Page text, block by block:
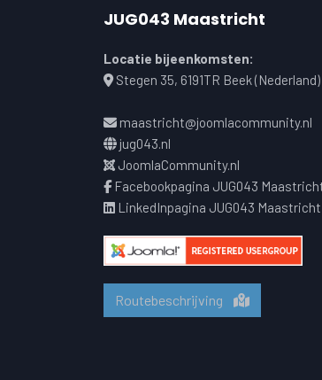
JUG043 Maastricht
Locatie bijeenkomsten:
Stegen 35, 6191TR Beek (Nederland)
maastricht@joomlacommunity.nl
jug043.nl
JoomlaCommunity.nl
Facebookpagina JUG043
LinkedInpagina JUG043 Maastricht
Routebeschrijving